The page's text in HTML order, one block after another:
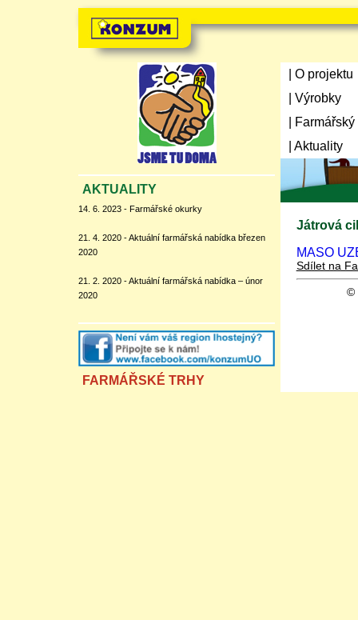
AKTUALITY
14. 6. 2023 - Farmářské okurky
21. 4. 2020 - Aktuální farmářská nabídka březen
2020
21. 2. 2020 - Aktuální farmářská nabídka – únor
2020
FARMÁŘSKÉ TRHY
| O projektu
| Výrobky
|
| Aktuality
Játrová
MASO
Sdílet na
©